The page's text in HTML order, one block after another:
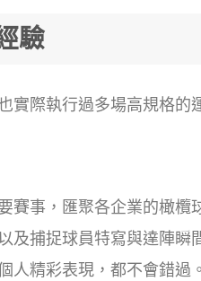
驗
實際執行過多場高規格的
賽事，匯聚各企業的橄欖
及捕捉球員特寫與達陣瞬
人精彩表現，都不會錯過。